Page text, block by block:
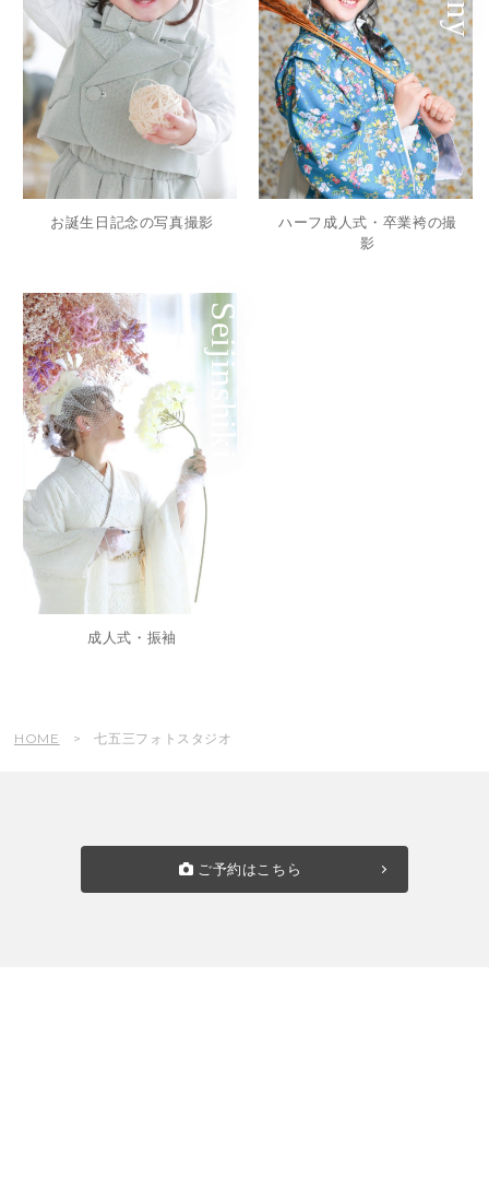
お誕生日記念の写真撮影
ハーフ成人式・卒業袴の撮
影
Seijinshiki
成人式・振袖
HOME 七五三フォトスタジオ
ご予約はこちら